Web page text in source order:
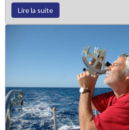
Lire la suite